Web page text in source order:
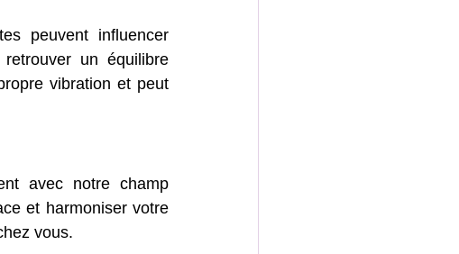
peuvent influencer
un équilibre
vibration et peut
avec notre champ
et harmoniser votre
vous.